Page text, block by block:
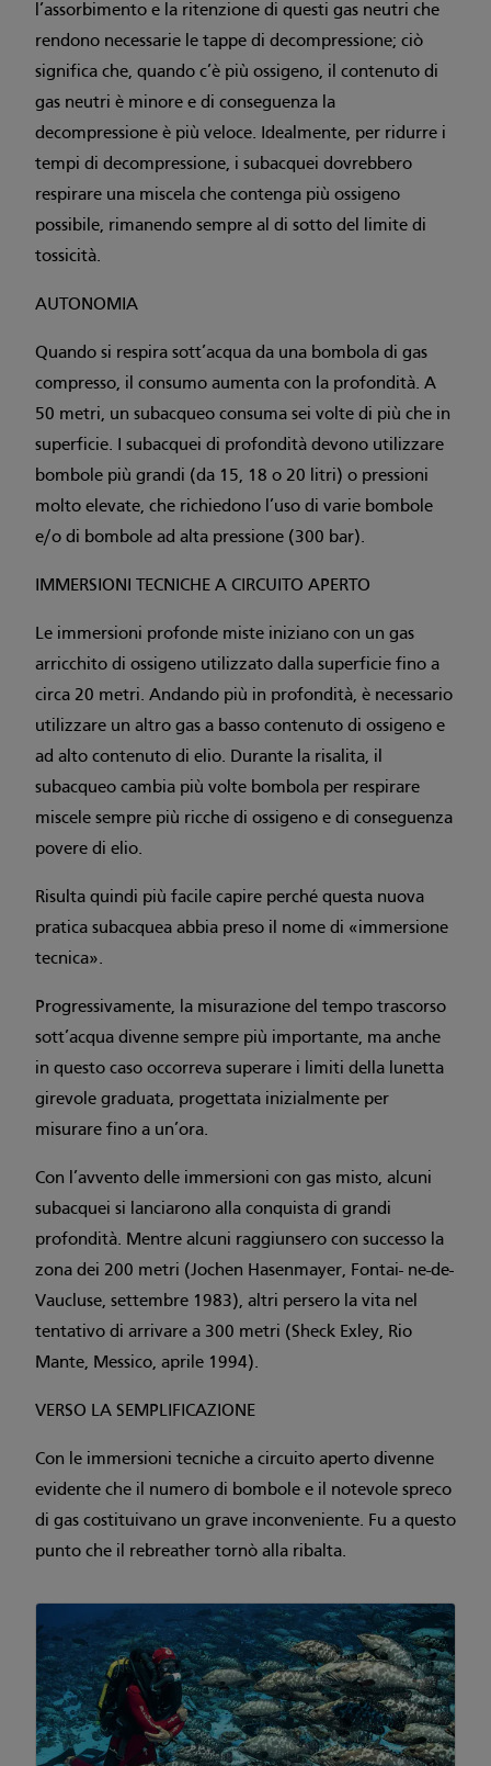
l’assorbimento e la ritenzione di questi gas neutri che
rendono necessarie le tappe di decompressione; ciò
significa che, quando c’è più ossigeno, il contenuto di
gas neutri è minore e di conseguenza la
decompressione è più veloce. Idealmente, per ridurre i
tempi di decompressione, i subacquei dovrebbero
respirare una miscela che contenga più ossigeno
possibile, rimanendo sempre al di sotto del limite di
tossicità.
AUTONOMIA
Quando si respira sott’acqua da una bombola di gas
compresso, il consumo aumenta con la profondità. A
50 metri, un subacqueo consuma sei volte di più che in
superficie. I subacquei di profondità devono utilizzare
bombole più grandi (da 15, 18 o 20 litri) o pressioni
molto elevate, che richiedono l’uso di varie bombole
e/o di bombole ad alta pressione (300 bar).
IMMERSIONI TECNICHE A CIRCUITO APERTO
Le immersioni profonde miste iniziano con un gas
arricchito di ossigeno utilizzato dalla superficie fino a
circa 20 metri. Andando più in profondità, è necessario
utilizzare un altro gas a basso contenuto di ossigeno e
ad alto contenuto di elio. Durante la risalita, il
subacqueo cambia più volte bombola per respirare
miscele sempre più ricche di ossigeno e di conseguenza
povere di elio.
Risulta quindi più facile capire perché questa nuova
pratica subacquea abbia preso il nome di «immersione
tecnica».
Progressivamente, la misurazione del tempo trascorso
sott’acqua divenne sempre più importante, ma anche
in questo caso occorreva superare i limiti della lunetta
girevole graduata, progettata inizialmente per
misurare fino a un’ora.
Con l’avvento delle immersioni con gas misto, alcuni
subacquei si lanciarono alla conquista di grandi
profondità. Mentre alcuni raggiunsero con successo la
zona dei 200 metri (Jochen Hasenmayer, Fontai- ne-de-
Vaucluse, settembre 1983), altri persero la vita nel
tentativo di arrivare a 300 metri (Sheck Exley, Rio
Mante, Messico, aprile 1994).
VERSO LA SEMPLIFICAZIONE
Con le immersioni tecniche a circuito aperto divenne
evidente che il numero di bombole e il notevole spreco
di gas costituivano un grave inconveniente. Fu a questo
punto che il rebreather tornò alla ribalta.